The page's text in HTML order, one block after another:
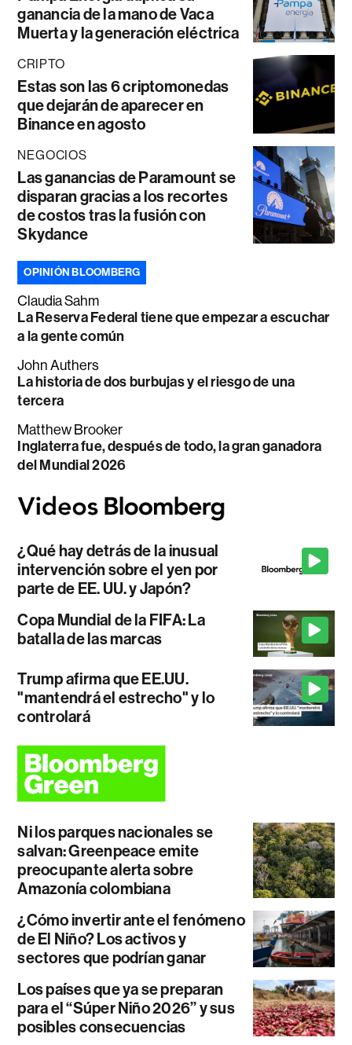
ganancia de la mano de Vaca
Muerta y la generación eléctrica
CRIPTO
Estas son las 6 criptomonedas
que dejarán de aparecer en
Binance en agosto
NEGOCIOS
Las ganancias de Paramount se
disparan gracias a los recortes
de costos tras la fusión con
Skydance
OPINIÓN BLOOMBERG
Claudia Sahm
La Reserva Federal tiene que empezar a escuchar
a la gente común
John Authers
La historia de dos burbujas y el riesgo de una
tercera
Matthew Brooker
Inglaterra fue, después de todo, la gran ganadora
del Mundial 2026
¿Qué hay detrás de la inusual
intervención sobre el yen por
parte de EE. UU. y Japón?
Copa Mundial de la FIFA: La
batalla de las marcas
Trump afirma que EE.UU.
"mantendrá el estrecho" y lo
controlará
Ni los parques nacionales se
salvan: Greenpeace emite
preocupante alerta sobre
Amazonía colombiana
¿Cómo invertir ante el fenómeno
de El Niño? Los activos y
sectores que podrían ganar
Los países que ya se preparan
para el “Súper Niño 2026” y sus
posibles consecuencias